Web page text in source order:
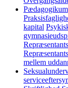
Pædagogikum
kapital
mellem